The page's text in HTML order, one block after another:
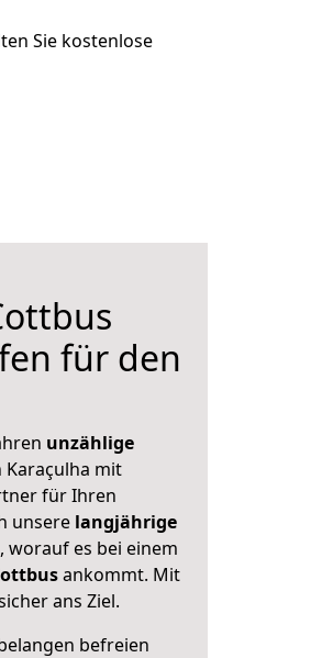
Sie kostenlose
für den
unzählige
Karaçulha mit
für Ihren
unsere langjährige
worauf es bei einem
ankommt. Mit
ans Ziel.
befreien